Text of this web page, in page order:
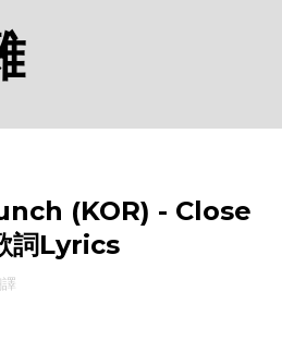
(KOR) - Close
詞Lyrics